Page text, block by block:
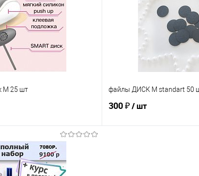
В наличии
Сравнение
В избранное
М 25 шт
поступления
файлы ДИСК М standart 50
300 ₽/ шт